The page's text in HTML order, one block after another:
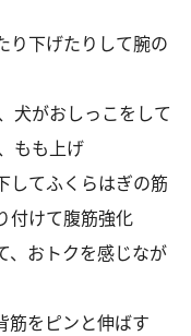
り下げたりして腕の
犬がおしっこをして
もも上げ
してふくらはぎの筋
付けて腹筋強化
、おトクを感じなが
筋をピンと伸ばす